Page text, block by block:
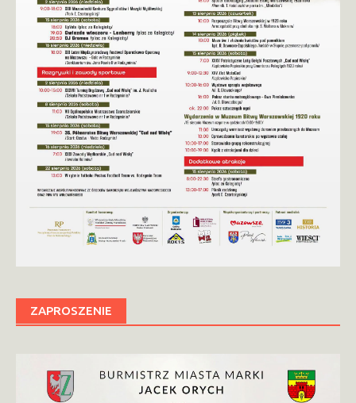
ZAPROSZENIE